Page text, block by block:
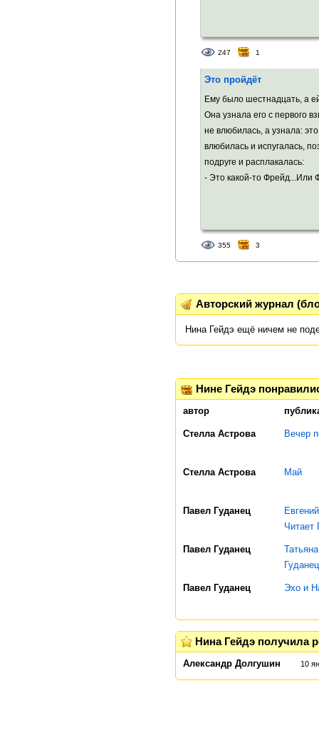
247 1
Это пройдёт
Ему было шестнадцать, а
Она узнала его с первого
не влюбилась, а узнала:
влюбилась и испугалась,
подруге и расплакалась:
- Это какой-то Фрейд...Или
355 3
Авторский журнал
Нина Гейдэ ещё ничем не
Нине Гейдэ
автор
Стелла Астрова Вечер
Стелла Астрова Май
Павел Гуданец
Читает
Павел Гуданец
Гуданец
Павел Гуданец Эхо и
Нина Гейдэ получила
Александр Долгушин 10